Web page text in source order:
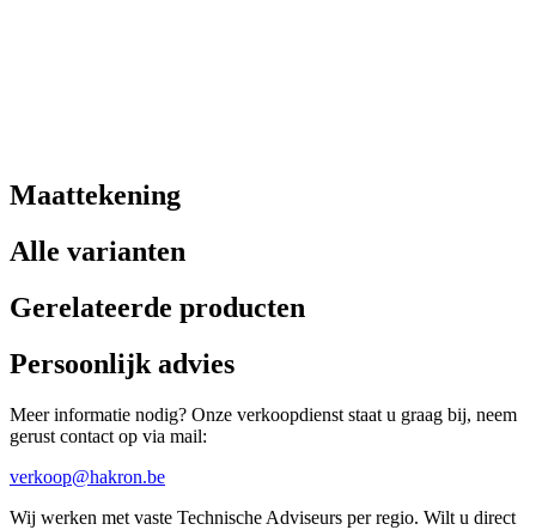
Maattekening
Alle varianten
Gerelateerde producten
Persoonlijk advies
Meer informatie nodig? Onze verkoopdienst staat u graag bij, neem
gerust contact op via mail:
verkoop@hakron.be
Wij werken met vaste Technische Adviseurs per regio. Wilt u direct